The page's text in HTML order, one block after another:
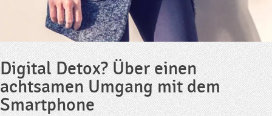
Digital Detox? Über einen
achtsamen Umgang mit dem
Smartphone